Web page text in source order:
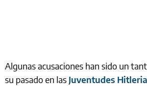
Algunas acusaciones han sido un
su pasado en las Juventudes